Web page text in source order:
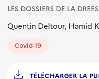
LES DOSSIERS DE LA DREES
Quentin Deltour, Hamid
Covid-19
TÉLÉCHARGER LA